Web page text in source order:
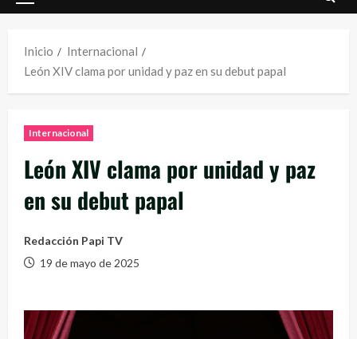
Menú
Inicio
Internacional
León XIV clama por unidad y paz en su debut papal
Internacional
León XIV clama por unidad y paz
en su debut papal
Redacción Papi TV
19 de mayo de 2025